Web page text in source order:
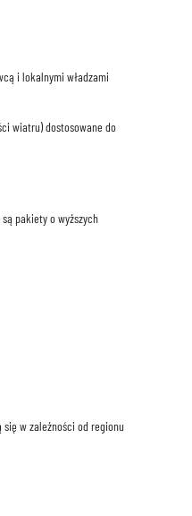
i lokalnymi władzami
wiatru) dostosowane do
pakiety o wyższych
w zależności od regionu